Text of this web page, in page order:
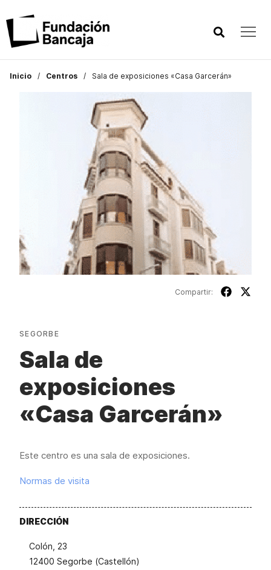
Inicio Centros Sala de exposiciones «Casa Garcerán»
Compartir:
SEGORBE
Sala de
exposiciones
«Casa Garcerán»
Este centro es una sala de exposiciones.
Normas de visita
DIRECCIÓN
Colón, 23
12400 Segorbe (Castellón)